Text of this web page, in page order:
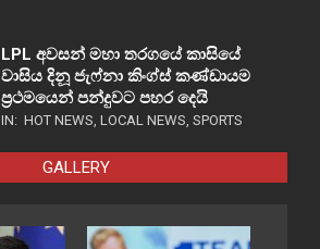
LPL අවසන් මහා තරගයේ කාසියේ
වාසිය දිනූ ජැෆ්නා කිංග්ස් කණ්ඩායම
ප්‍රථමයෙන් පන්දුවට පහර දෙයි
IN: HOT NEWS, LOCAL NEWS, SPORTS
GALLERY